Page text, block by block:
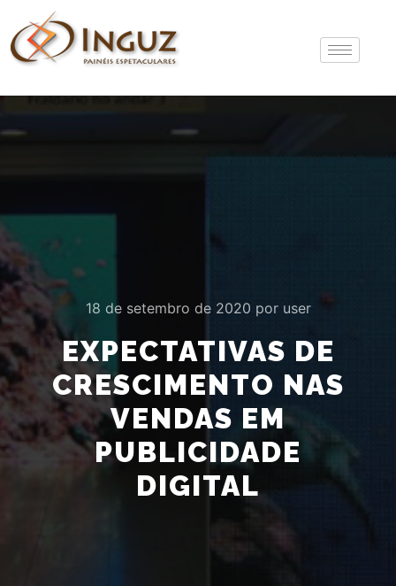
18 de setembro de 2020 por user
EXPECTATIVAS DE
CRESCIMENTO NAS
VENDAS EM
PUBLICIDADE
DIGITAL